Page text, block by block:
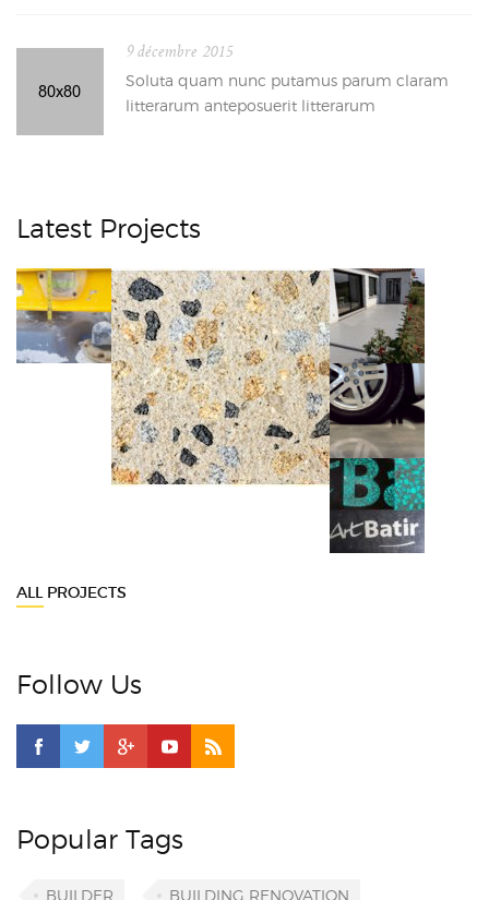
9 décembre 2015
Soluta quam nunc putamus parum claram
litterarum anteposuerit litterarum
Latest Projects
ALL PROJECTS
Follow Us
Popular Tags
BUILDER BUILDING RENOVATION